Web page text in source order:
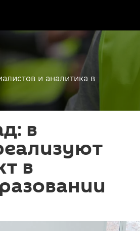
и аналитика в
в
в